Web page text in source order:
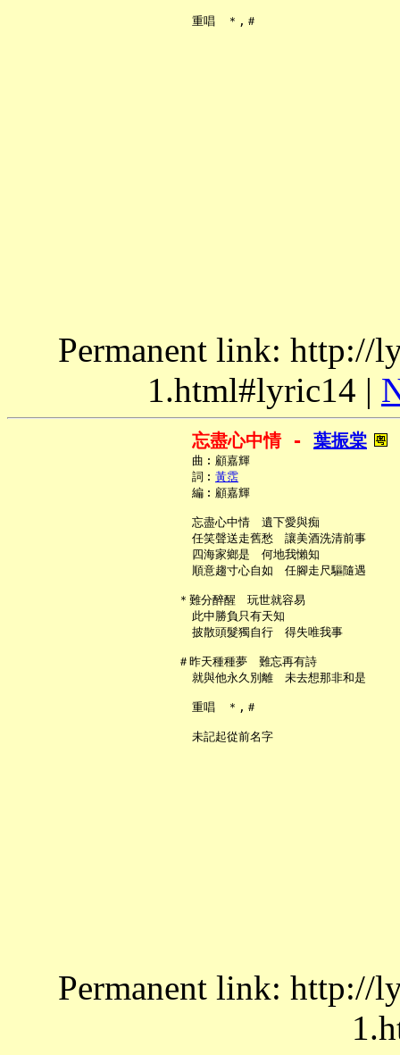
Permanent link: http://
1.html#lyric14 |
忘盡心中情 - 葉振棠
     曲︰顧嘉輝
     詞︰
黃霑
     編︰顧嘉輝
     忘盡心中情　遺下愛與痴
     任笑聲送走舊愁　讓美酒洗清前事
     四海家鄉是　何地我懶知
     順意趨寸心自如　任腳走尺驅隨遇
   ＊難分醉醒　玩世就容易
     此中勝負只有天知
     披散頭髮獨自行　得失唯我事
   ＃昨天種種夢　難忘再有詩
     就與他永久別離　未去想那非和是
     重唱　＊,＃
Permanent link: http://